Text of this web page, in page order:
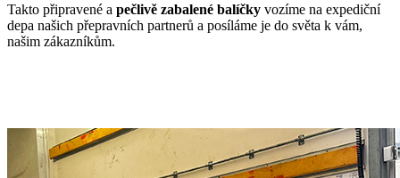
Takto připravené a pečlivě zabalené balíčky vozíme na expediční
depa našich přepravních partnerů a posíláme je do světa k vám,
našim zákazníkům.